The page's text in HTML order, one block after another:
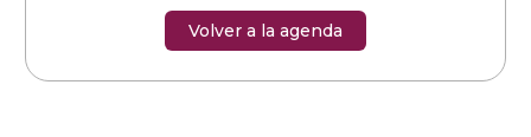
Volver a la agenda